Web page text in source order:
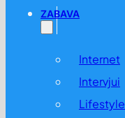
ZABAVA
Internet
Intervjui
Lifestyle